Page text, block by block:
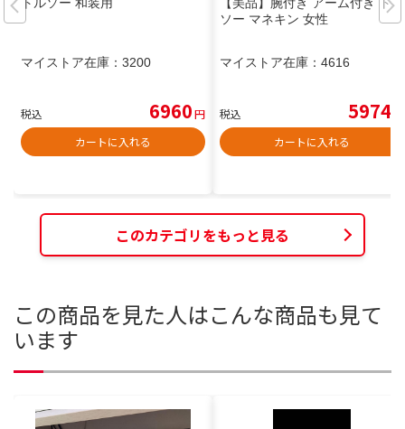
マイストア在庫： 3200
税込 6960円
カートに入れる
ソー マネキン 女性
マイストア在庫： 4616
税込 5974
カートに入れる
このカテゴリをもっと見る
この商品を見た人はこんな商品も見て
います